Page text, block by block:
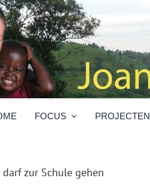
FOCUS PROJECTEN
zur Schule gehen